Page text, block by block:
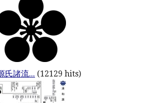
氏諸流... (12129 hits)